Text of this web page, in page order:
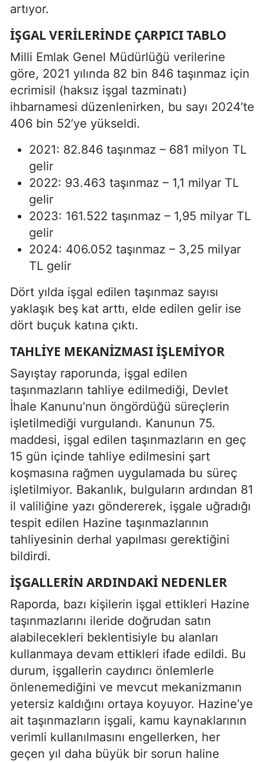
artıyor.
İŞGAL VERILERINDE ÇARPICI TABLO
Milli Emlak Genel Müdürlüğü verilerine
göre, 2021 yılında 82 bin 846 taşınmaz için
ecrimisil (haksız işgal tazminatı)
ihbarnamesi düzenlenirken, bu sayı 2024’te
406 bin 52’ye yükseldi.
2021: 82.846 taşınmaz – 681 milyon TL
gelir
2022: 93.463 taşınmaz – 1,1 milyar TL
gelir
2023: 161.522 taşınmaz – 1,95 milyar TL
gelir
2024: 406.052 taşınmaz – 3,25 milyar
TL gelir
Dört yılda işgal edilen taşınmaz sayısı
yaklaşık beş kat arttı, elde edilen gelir ise
dört buçuk katına çıktı.
TAHLIYE MEKANIZMASI İŞLEMIYOR
Sayıştay raporunda, işgal edilen
taşınmazların tahliye edilmediği, Devlet
İhale Kanunu’nun öngördüğü süreçlerin
işletilmediği vurgulandı. Kanunun 75.
maddesi, işgal edilen taşınmazların en geç
15 gün içinde tahliye edilmesini şart
koşmasına rağmen uygulamada bu süreç
işletilmiyor. Bakanlık, bulguların ardından 81
il valiliğine yazı göndererek, işgale uğradığı
tespit edilen Hazine taşınmazlarının
tahliyesinin derhal yapılması gerektiğini
bildirdi.
İŞGALLERIN ARDINDAKI NEDENLER
Raporda, bazı kişilerin işgal ettikleri Hazine
taşınmazlarını ileride doğrudan satın
alabilecekleri beklentisiyle bu alanları
kullanmaya devam ettikleri ifade edildi. Bu
durum, işgallerin caydırıcı önlemlerle
önlenemediğini ve mevcut mekanizmanın
yetersiz kaldığını ortaya koyuyor. Hazine’ye
ait taşınmazların işgali, kamu kaynaklarının
verimli kullanılmasını engellerken, her
geçen yıl daha büyük bir sorun haline